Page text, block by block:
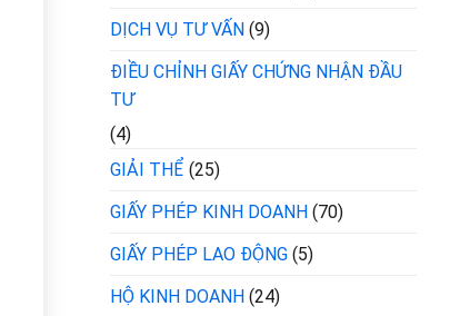
DỊCH VỤ TƯ VẤN (9)
ĐIỀU CHỈNH GIẤY CHỨNG NHẬN ĐẦU
TƯ
(4)
GIẢI THỂ (25)
GIẤY PHÉP KINH DOANH (70)
GIẤY PHÉP LAO ĐỘNG (5)
HỘ KINH DOANH (24)